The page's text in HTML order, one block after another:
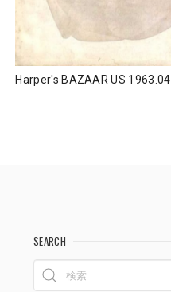
Harper's BAZAAR US 1963.04
SEARCH